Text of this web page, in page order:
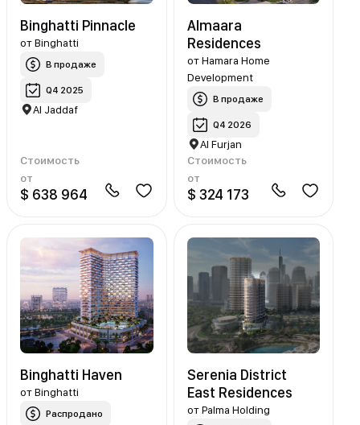
Binghatti Pinnacle
отBinghatti
В продаже
Q4 2025
Al Jaddaf
Стоимость
от
$ 638 964
Almaara
Residences
от Hamara Home
Development
В продаже
Q4 2026
Al Furjan
Стоимость
от
$ 324 173
Binghatti Haven
отBinghatti
Распродано
Serenia District
East Residences
от Palma Holding